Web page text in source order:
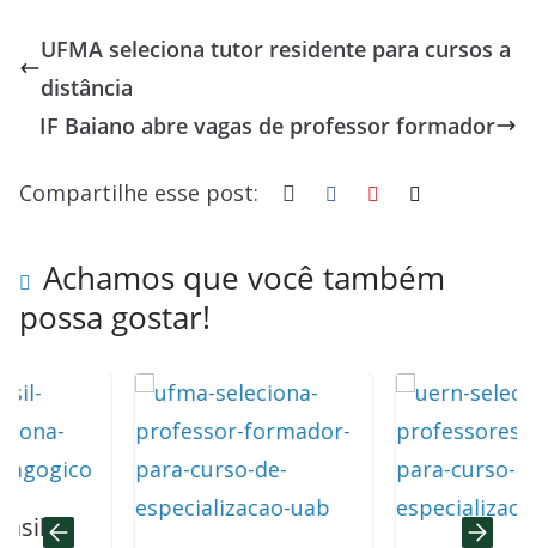
b
o
o
k
e
sks
p
p
e
n
a
d
s
e
UFMA seleciona tutor residente para cursos a
distância
IF Baiano abre vagas de professor formador
Compartilhe esse post:
Achamos que você também
possa gostar!